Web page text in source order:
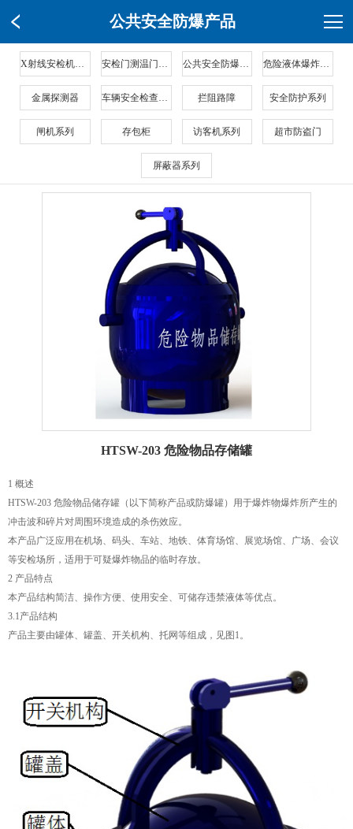
公共安全防爆产品
X射线安检机系列 安检门测温门系列 公共安全防爆产品 危险液体爆炸物检测仪
金属探测器 车辆安全检查系列 拦阻路障 安全防护系列
闸机系列 存包柜 访客机系列 超市防盗门
屏蔽器系列
HTSW-203 危险物品存储罐
1 概述
HTSW-203 危险物品储存罐（以下简称产品或防爆罐）用于爆炸物爆炸所产生的
冲击波和碎片对周围环境造成的杀伤效应。
本产品广泛应用在机场、码头、车站、地铁、体育场馆、展览场馆、广场、会议
等安检场所，适用于可疑爆炸物品的临时存放。
2 产品特点
本产品结构简洁、操作方便、使用安全、可储存违禁液体等优点。
3.1产品结构
产品主要由罐体、罐盖、开关机构、托网等组成，见图1。